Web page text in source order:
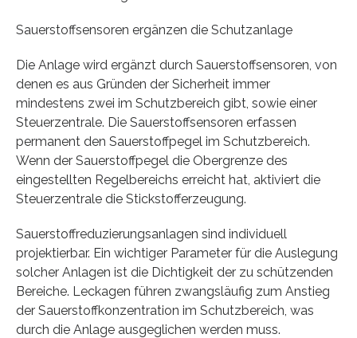
Sauerstoffsensoren ergänzen die Schutzanlage
Die Anlage wird ergänzt durch Sauerstoffsensoren, von
denen es aus Gründen der Sicherheit immer
mindestens zwei im Schutzbereich gibt, sowie einer
Steuerzentrale. Die Sauerstoffsensoren erfassen
permanent den Sauerstoffpegel im Schutzbereich.
Wenn der Sauerstoffpegel die Obergrenze des
eingestellten Regelbereichs erreicht hat, aktiviert die
Steuerzentrale die Stickstofferzeugung.
Sauerstoffreduzierungsanlagen sind individuell
projektierbar. Ein wichtiger Parameter für die Auslegung
solcher Anlagen ist die Dichtigkeit der zu schützenden
Bereiche. Leckagen führen zwangsläufig zum Anstieg
der Sauerstoffkonzentration im Schutzbereich, was
durch die Anlage ausgeglichen werden muss.